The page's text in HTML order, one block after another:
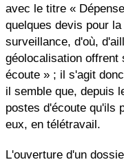
avec le titre «
quelques devis pour
surveillance, d'où,
géolocalisation offrent
écoute » ; il s'agit
il semble que, depuis
postes d'écoute qu'ils
eux, en télétravail.
L'ouverture d'un